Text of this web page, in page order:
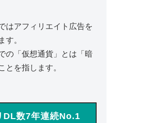
はアフィリエイト広告を
す。
の「仮想通貨」とは「暗
とを指します。
DL数7年連続No.1